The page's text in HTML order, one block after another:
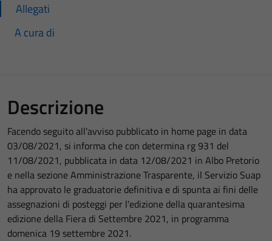
Allegati
A cura di
Descrizione
Facendo seguito all'avviso pubblicato in home page in data
03/08/2021, si informa che con determina rg 931 del
11/08/2021, pubblicata in data 12/08/2021 in Albo Pretorio
e nella sezione Amministrazione Trasparente, il Servizio Suap
ha approvato le graduatorie definitiva e di spunta ai fini delle
assegnazioni di posteggi per l'edizione della quarantesima
edizione della Fiera di Settembre 2021, in programma
domenica 19 settembre 2021.